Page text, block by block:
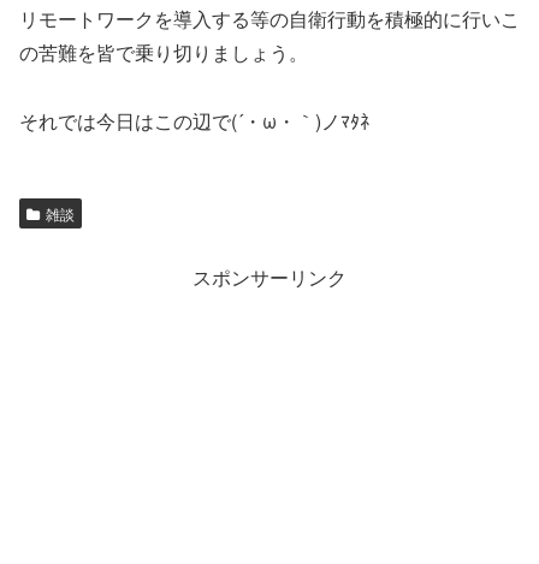
リモートワークを導入する等の自衛行動を積極的に行いこ
の苦難を皆で乗り切りましょう。
それでは今日はこの辺で(´・ω・｀)ノﾏﾀﾈ
雑談
スポンサーリンク